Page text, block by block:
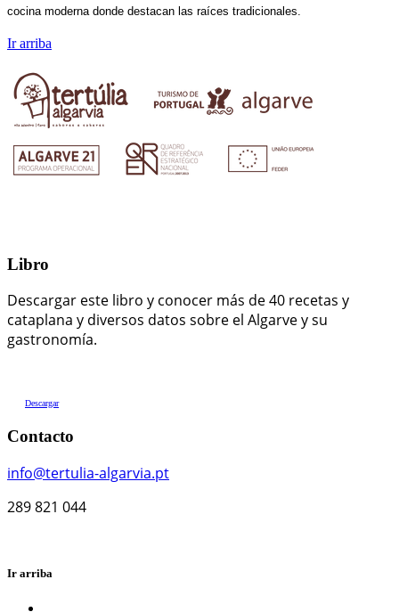
cocina moderna donde destacan las raíces tradicionales.
Ir arriba
Libro
Descargar este libro y conocer más de 40 recetas y
cataplana y diversos datos sobre el Algarve y su
gastronomía.
Descargar
Contacto
info@tertulia-algarvia.pt
289 821 044
Ir arriba